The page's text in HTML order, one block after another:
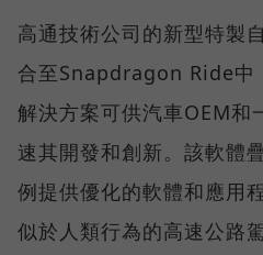
高通技術公司的新型特製
合至Snapdragon Ride中
解決方案可供汽車OEM和
速其開發和創新。該軟體
例提供優化的軟體和應用
似於人類行為的高速公路